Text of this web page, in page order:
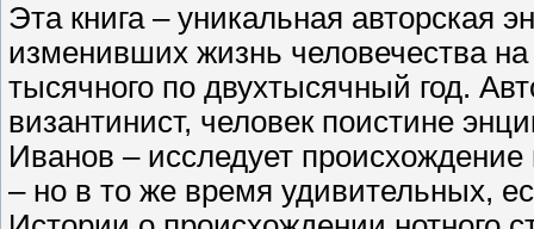
Эта книга – уникальная авторская
изменивших жизнь человечества
тысячного по двухтысячный год.
византинист, человек поистине
Иванов – исследует
– но в то же время удивительных,